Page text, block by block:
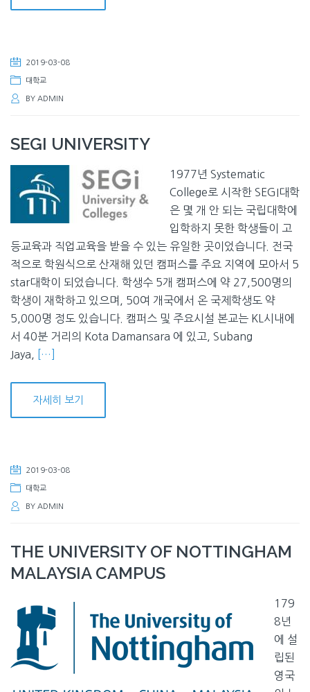
2019-03-08
대학교
BY ADMIN
SEGI UNIVERSITY
1977년 Systematic
College로 시작한 SEGI대학
은 몇 개 안 되는 국립대학에
입학하지 못한 학생들이 고
등교육과 직업교육을 받을 수 있는 유일한 곳이었습니다. 전국
적으로 학원식으로 산재해 있던 캠퍼스를 주요 지역에 모아서 5
star대학이 되었습니다. 학생수 5개 캠퍼스에 약 27,500명의
학생이 재학하고 있으며, 50여 개국에서 온 국제학생도 약
5,000명 정도 있습니다. 캠퍼스 및 주요시설 본교는 KL시내에
서 40분 거리의 Kota Damansara 에 있고, Subang
Jaya,
[…]
자세히 보기
2019-03-08
대학교
BY ADMIN
THE UNIVERSITY OF NOTTINGHAM
MALAYSIA CAMPUS
179
8년
에 설
립된
영국